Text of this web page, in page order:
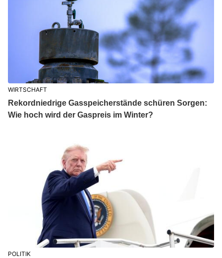
WIRTSCHAFT
Rekordniedrige Gasspeicherstände schüren Sorgen:
Wie hoch wird der Gaspreis im Winter?
POLITIK